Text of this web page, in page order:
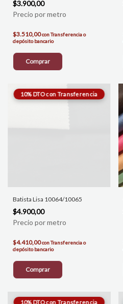
$3.900,00
$3.510,00conTransferencia o
depósito bancario
Comprar
Batista Lisa 10064/10065
$4.900,00
$4.410,00conTransferencia o
depósito bancario
Comprar